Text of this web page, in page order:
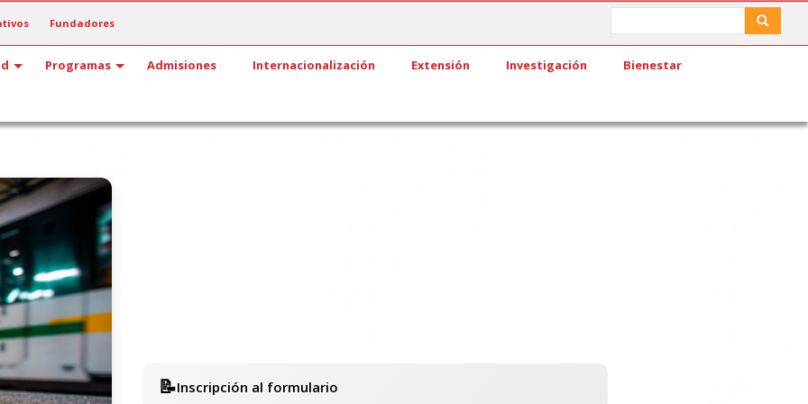
Fundadores
Programas Admisiones Internacionalización Extensión Investigación Bienestar
📝Inscripción al formulario